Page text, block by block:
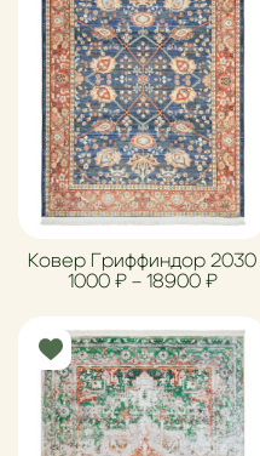
Ковер Гриффиндор 2030
1000 ₽ – 18900 ₽